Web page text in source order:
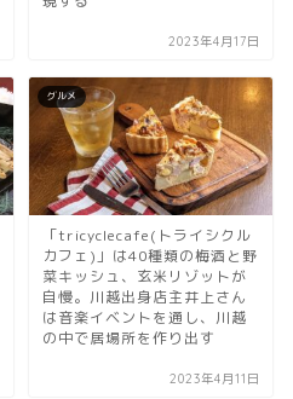
2023年4月17日
グルメ
「tricyclecafe(トライシクル
カフェ)」は40種類の梅酒と野
菜キッシュ、玄米リゾットが
自慢。川越出身店主井上さん
は音楽イベントを通し、川越
の中で居場所を作り出す
2023年4月11日